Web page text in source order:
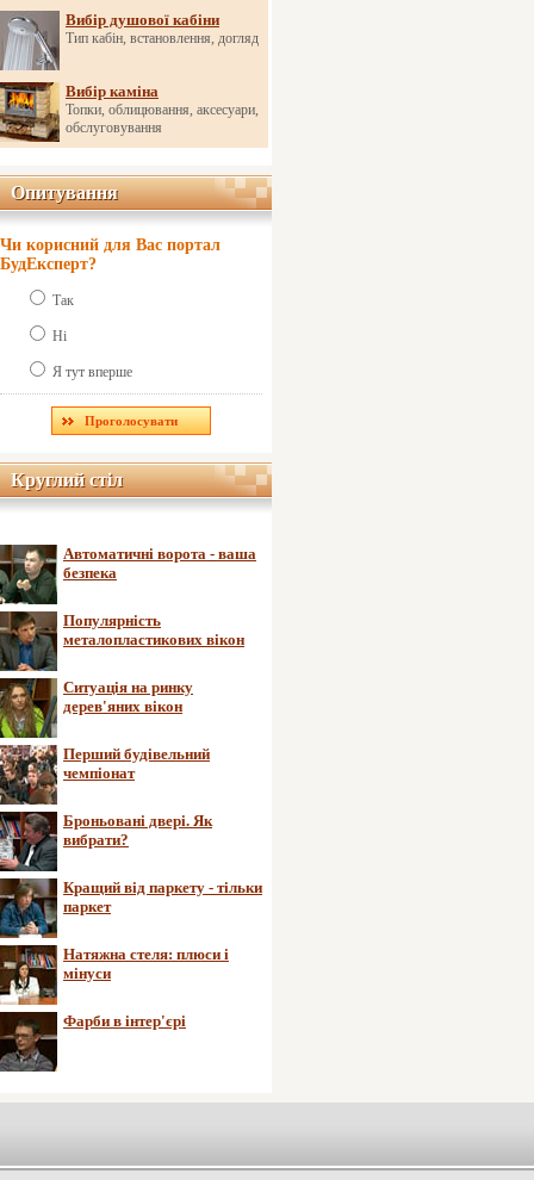
Вибір душової кабіни
Тип кабін, встановлення, догляд
Вибір каміна
Топки, облицювання, аксесуари,
обслуговування
Опитування
Опитування
Чи корисний для Вас портал
БудЕксперт?
Так
Ні
Я тут вперше
Круглий стіл
Круглий стіл
Автоматичні ворота - ваша
безпека
Популярність
металопластикових вікон
Ситуація на ринку
дерев'яних вікон
Перший будівельний
чемпіонат
Броньовані двері. Як
вибрати?
Кращий від паркету - тільки
паркет
Натяжна стеля: плюси і
мінуси
Фарби в інтер'єрі